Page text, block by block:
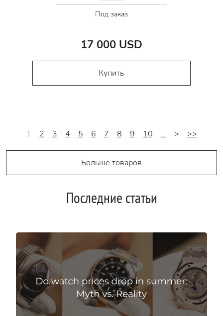
Под заказ
17 000 USD
Купить
1 2 3 4 5 6 7 8 9 10 … > >>
Больше товаров
Последние статьи